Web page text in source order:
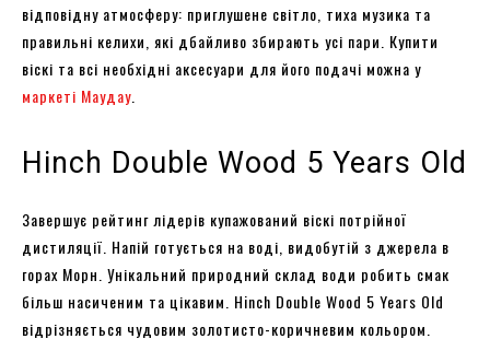
відповідну атмосферу: приглушене світло, тиха музика та
правильні келихи, які дбайливо збирають усі пари. Купити
віскі та всі необхідні аксесуари для його подачі можна у
маркеті Маудау
Hinch Double Wood 5 Years Old
Завершує рейтинг лідерів купажований віскі потрійної
дистиляції. Напій готується на воді, видобутій з джерела в
горах Морн. Унікальний природний склад води робить смак
більш насиченим та цікавим. Hinch Double Wood 5 Years Old
відрізняється чудовим золотисто-коричневим кольором.